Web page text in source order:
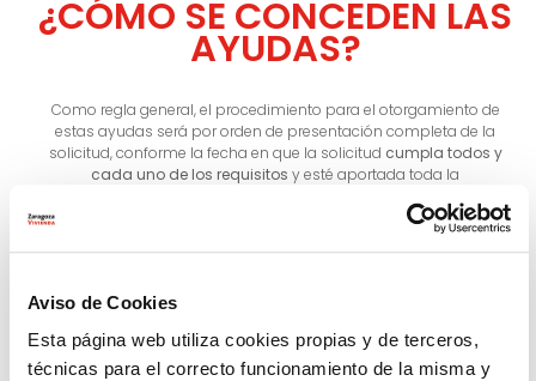
Aviso de Cookies
Esta página web utiliza cookies propias y de terceros,
técnicas para el correcto funcionamiento de la misma y
¿CÓMO SE CONCEDEN LAS
AYUDAS?
Como regla general, el procedimiento para el otorgamiento de
estas ayudas será por orden de presentación completa de la
solicitud, conforme la fecha en que la solicitud cumpla todos y
cada uno de los requisitos y esté aportada toda la
disponible conforme a lo regulado en esta convocatoria y de
acuerdo a los principios de publicidad, objetividad,